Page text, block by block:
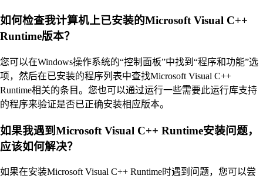
如何检查我计算机上已安装的Microsoft Visual C++
Runtime版本？
您可以在Windows操作系统的“控制面板”中找到“程序和功能”选
项，然后在已安装的程序列表中查找Microsoft Visual C++
Runtime相关的条目。您也可以通过运行一些需要此运行库支持
的程序来验证是否已正确安装相应版本。
如果我遇到Microsoft Visual C++ Runtime安装问题，
应该如何解决？
如果在安装Microsoft Visual C++ Runtime时遇到问题，您可以尝